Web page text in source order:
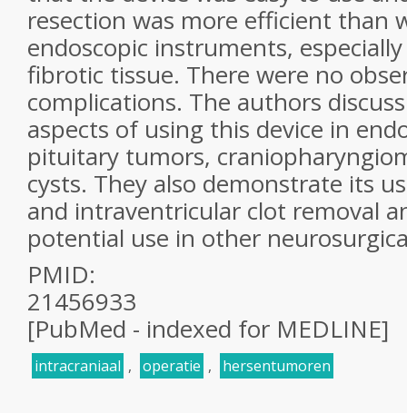
resection was more efficient than
endoscopic instruments,
fibrotic tissue. There were no
complications. The authors
aspects of using this device in
pituitary tumors,
cysts. They also demonstrate its
and intraventricular clot removal
potential use in other
PMID:
21456933
[PubMed - indexed for MEDLINE]
intracraniaal , operatie , hersentumoren